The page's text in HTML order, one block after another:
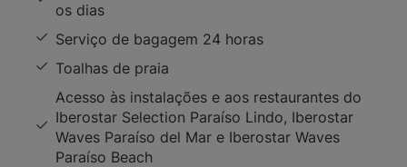
os dias
Serviço de bagagem 24 horas
Toalhas de praia
Acesso às instalações e aos restaurantes do
Iberostar Selection Paraíso Lindo, Iberostar
Waves Paraíso del Mar e Iberostar Waves
Paraíso Beach